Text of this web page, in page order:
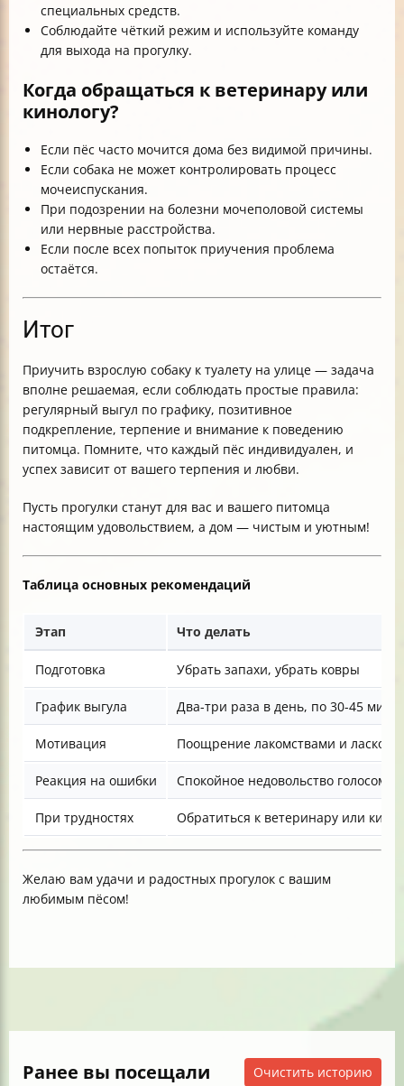
специальных средств.
Соблюдайте чёткий режим и используйте команду
для выхода на прогулку.
Когда обращаться к ветеринару или
кинологу?
Если пёс часто мочится дома без видимой причины.
Если собака не может контролировать процесс
мочеиспускания.
При подозрении на болезни мочеполовой системы
или нервные расстройства.
Если после всех попыток приучения проблема
остаётся.
Итог
Приучить взрослую собаку к туалету на улице — задача
вполне решаемая, если соблюдать простые правила:
регулярный выгул по графику, позитивное
подкрепление, терпение и внимание к поведению
питомца. Помните, что каждый пёс индивидуален, и
успех зависит от вашего терпения и любви.
Пусть прогулки станут для вас и вашего питомца
настоящим удовольствием, а дом — чистым и уютным!
Таблица основных рекомендаций
Этап Что делать
Подготовка Убрать запахи, убрать ковры
График выгула Два-три раза в день, по 30-45 минут
Мотивация Поощрение лакомствами и лаской
Реакция на ошибки Спокойное недовольство голосом
При трудностях Обратиться к ветеринару или
Желаю вам удачи и радостных прогулок с вашим
любимым пёсом!
Ранее вы посещали Очистить историю